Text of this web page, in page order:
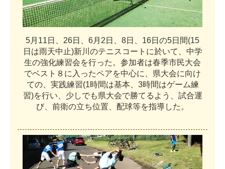
5月 11 日 26日 6月 2 日 8日 16日 の5日 間(15
日 は雨天中 止)新川 のテニ ス コ ー ト に於いて 中学
生の強化練習会を行った 。 参加者は春季市民大会
でベス ト ８ に 入 ったペアを中心に 県大会に向け
ての、 実践練習(1時間は基本 3時間はゲー ム練
習)を行い 少しでも県大会で勝て る よ う 試合運
び
前衛の立ち位置 配球等を指導した 。